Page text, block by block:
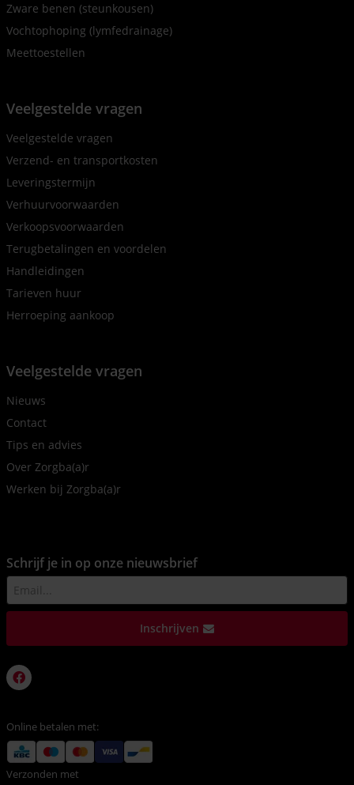
Zware benen (steunkousen)
Vochtophoping (lymfedrainage)
Meettoestellen
Veelgestelde vragen
Veelgestelde vragen
Verzend- en transportkosten
Leveringstermijn
Verhuurvoorwaarden
Verkoopsvoorwaarden
Terugbetalingen en voordelen
Handleidingen
Tarieven huur
Herroeping aankoop
Veelgestelde vragen
Nieuws
Contact
Tips en advies
Over Zorgba(a)r
Werken bij Zorgba(a)r
Schrijf je in op onze nieuwsbrief
Inschrijven
Online betalen met:
Verzonden met